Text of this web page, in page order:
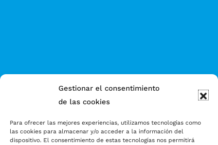
Gestionar el consentimiento
de las cookies
Para ofrecer las mejores experiencias, utilizamos tecnologías como
las cookies para almacenar y/o acceder a la información del
dispositivo. El consentimiento de estas tecnologías nos permitirá